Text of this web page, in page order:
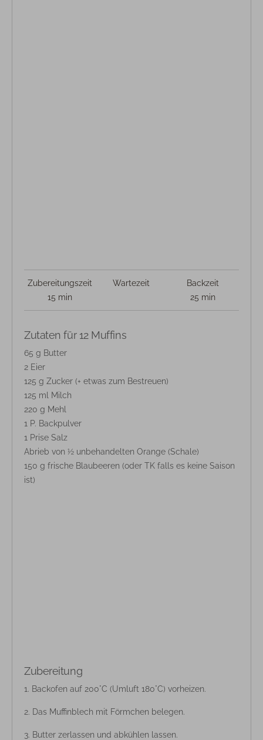
Zubereitungszeit
15 min
Wartezeit
Backzeit
25 min
Zutaten für 12 Muffins
65 g Butter
2 Eier
125 g Zucker (+ etwas zum Bestreuen)
125 ml Milch
220 g Mehl
1 P. Backpulver
1 Prise Salz
Abrieb von ½ unbehandelten Orange (Schale)
150 g frische Blaubeeren (oder TK falls es keine Saison
ist)
Zubereitung
Backofen auf 200°C (Umluft 180°C) vorheizen.
Das Muffinblech mit Förmchen belegen.
Butter zerlassen und abkühlen lassen.